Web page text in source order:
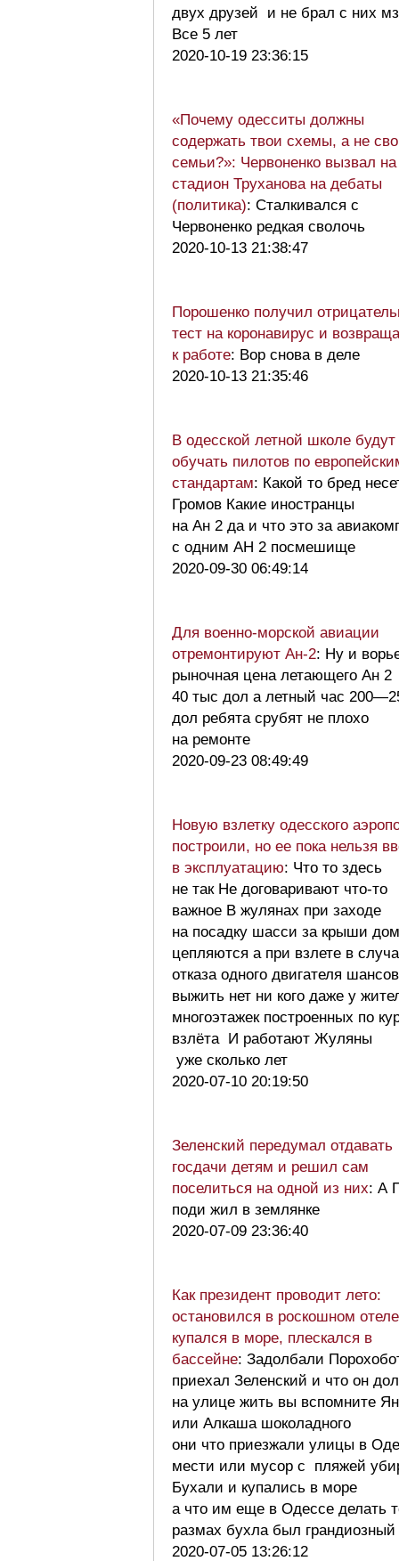
двух друзей и не брал с них
Все 5 лет
2020-10-19 23:36:15
«Почему одесситы должны
содержать твои схемы, а не
семьи?»: Червоненко вызвал на
стадион Труханова на дебаты
(политика): Сталкивался с
Червоненко редкая сволочь
2020-10-13 21:38:47
Порошенко получил
тест на коронавирус и
к работе: Вор снова в деле
2020-10-13 21:35:46
В одесской летной школе будут
обучать пилотов по
стандартам: Какой то бред
Громов Какие иностранцы
на Ан 2 да и что это за
с одним АН 2 посмешище
2020-09-30 06:49:14
Для военно-морской авиации
отремонтируют Ан-2: Ну и
рыночная цена летающего Ан
40 тыс дол а летный час
дол ребята срубят не плохо
на ремонте
2020-09-23 08:49:49
Новую взлетку одесского
построили, но ее пока нельзя
в эксплуатацию: Что то здесь
не так Не договаривают что-то
важное В жулянах при заходе
на посадку шасси за крыши
цепляются а при взлете в
отказа одного двигателя шансов
выжить нет ни кого даже у
многоэтажек построенных по
взлёта И работают Жуляны
уже сколько лет
2020-07-10 20:19:50
Зеленский передумал отдавать
госдачи детям и решил сам
поселиться на одной из них: А
поди жил в землянке
2020-07-09 23:36:40
Как президент проводит лето:
остановился в роскошном
купался в море, плескался в
бассейне: Задолбали
приехал Зеленский и что он
на улице жить вы вспомните
или Алкаша шоколадного
они что приезжали улицы в
мести или мусор с пляжей
Бухали и купались в море
а что им еще в Одессе делать
размах бухла был
2020-07-05 13:26:12